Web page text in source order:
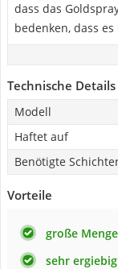
dass das
bedenken, dass
Technische Details
Modell
Haftet auf
Benötigte
Vorteile
große Menge
sehr ergiebig